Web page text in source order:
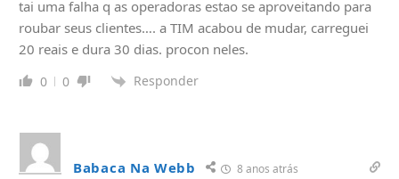
tai uma falha q as operadoras estao se aproveitando para
roubar seus clientes…. a TIM acabou de mudar, carreguei
20 reais e dura 30 dias. procon neles.
0 0 Responder
Babaca Na Webb 8 anos atrás